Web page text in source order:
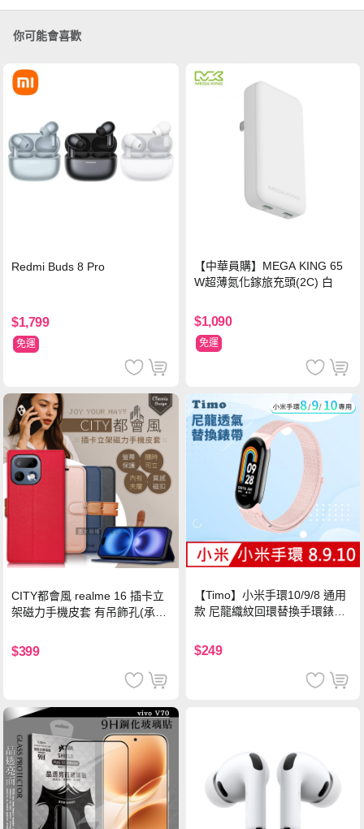
你可能會喜歡
Redmi Buds 8 Pro
$1,799
免運
【中華員購】MEGA KING 65
W超薄氮化鎵旅充頭(2C) 白
$1,090
免運
CITY都會風 realme 16 插卡立
架磁力手機皮套 有吊飾孔(承諾
$399
【Timo】小米手環10/9/8 通用
款 尼龍織紋回環替換手環錶帶-
$249